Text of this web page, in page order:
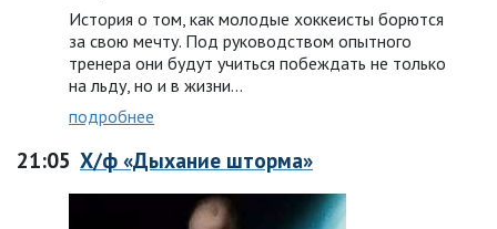
История о том, как молодые хоккеисты борются
за свою мечту. Под руководством опытного
тренера они будут учиться побеждать не только
на льду, но и в жизни…
подробнее
21:05 Х/ф «Дыхание шторма»